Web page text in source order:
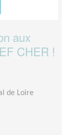
aux
CHER !
de Loire